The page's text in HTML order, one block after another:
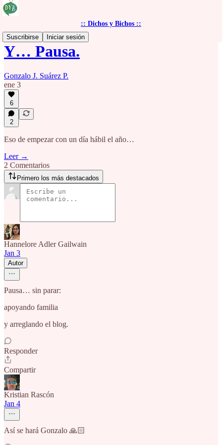
:: Dichos y Bichos ::
Suscribirse
Iniciar sesión
Y… Pausa.
Gonzalo J. Suárez P.
ene 3
6
2
Eso de empezar con un día hábil el año…
Leer →
2 Comentarios
Primero los más destacados
Hannelore Adler Gailwain
Jan 3
Autor
Pausa… sin parar:
apoyando familia
y arreglando el blog.
Responder
Compartir
Kristian Rascón
Jan 4
Así se hará Gonzalo 🙏🏻